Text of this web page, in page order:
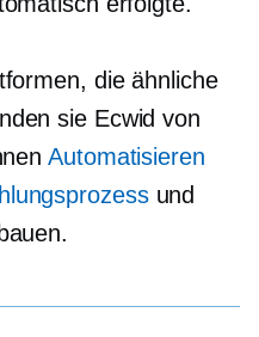
die ähnliche
sie Ecwid von
Automatisieren
und